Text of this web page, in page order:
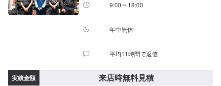
9:00 ~ 18:00
年中無休
平均11時間で返信
実績金額 来店時無料見積